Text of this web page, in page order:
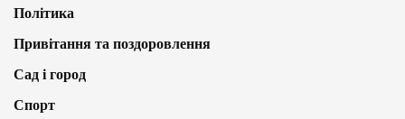
Політика
Привітання та поздоровлення
Сад і город
Спорт